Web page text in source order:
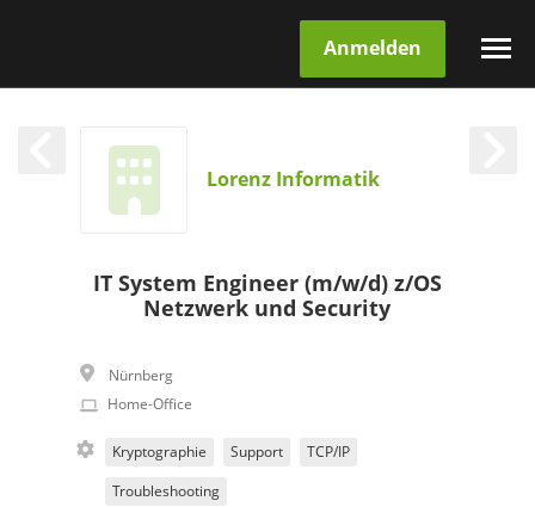
Anmelden
Lorenz Informatik
IT System Engineer (m/w/d) z/OS
Netzwerk und Security
Nürnberg
Home-Office
Kryptographie Support TCP/IP
Troubleshooting